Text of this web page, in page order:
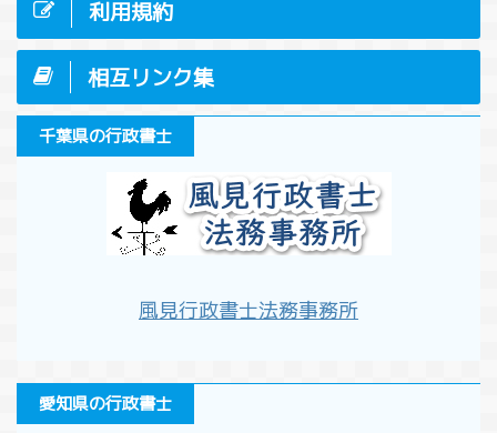
利用規約
相互リンク集
千葉県の行政書士
風見行政書士法務事務所
愛知県の行政書士